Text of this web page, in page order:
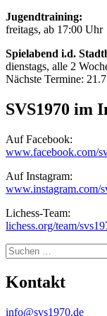
Jugendtraining:
freitags, ab 17:00 Uhr
Spielabend i.d.
dienstags, alle 2
Nächste Termine:
SVS1970 im
Auf Facebook:
www.facebook.com/
Auf Instagram:
www.instagram.com/
Lichess-Team:
lichess.org/team/
Suche
Kontakt
info@svs1970.de